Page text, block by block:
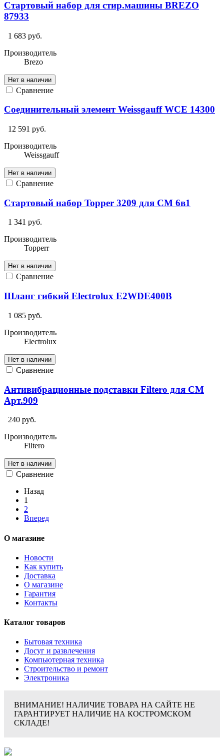
Стартовый набор для стир.машины BREZO
87933
1 683 руб.
Производитель
Brezo
Нет в наличии
Сравнение
Соединительный элемент Weissgauff WCE 14300
12 591 руб.
Производитель
Weissgauff
Нет в наличии
Сравнение
Стартовый набор Topper 3209 для СМ 6в1
1 341 руб.
Производитель
Topperr
Нет в наличии
Сравнение
Шланг гибкий Electrolux E2WDE400B
1 085 руб.
Производитель
Electrolux
Нет в наличии
Сравнение
Антивибрационные подставки Filtero для СМ
Арт.909
240 руб.
Производитель
Filtero
Нет в наличии
Сравнение
Назад
1
2
Вперед
О магазине
Новости
Как купить
Доставка
О магазине
Гарантия
Контакты
Каталог товаров
Бытовая техника
Досуг и развлечения
Компьютерная техника
Строительство и ремонт
Электроника
ВНИМАНИЕ! НАЛИЧИЕ ТОВАРА НА САЙТЕ НЕ
ГАРАНТИРУЕТ НАЛИЧИЕ НА КОСТРОМСКОМ
СКЛАДЕ!